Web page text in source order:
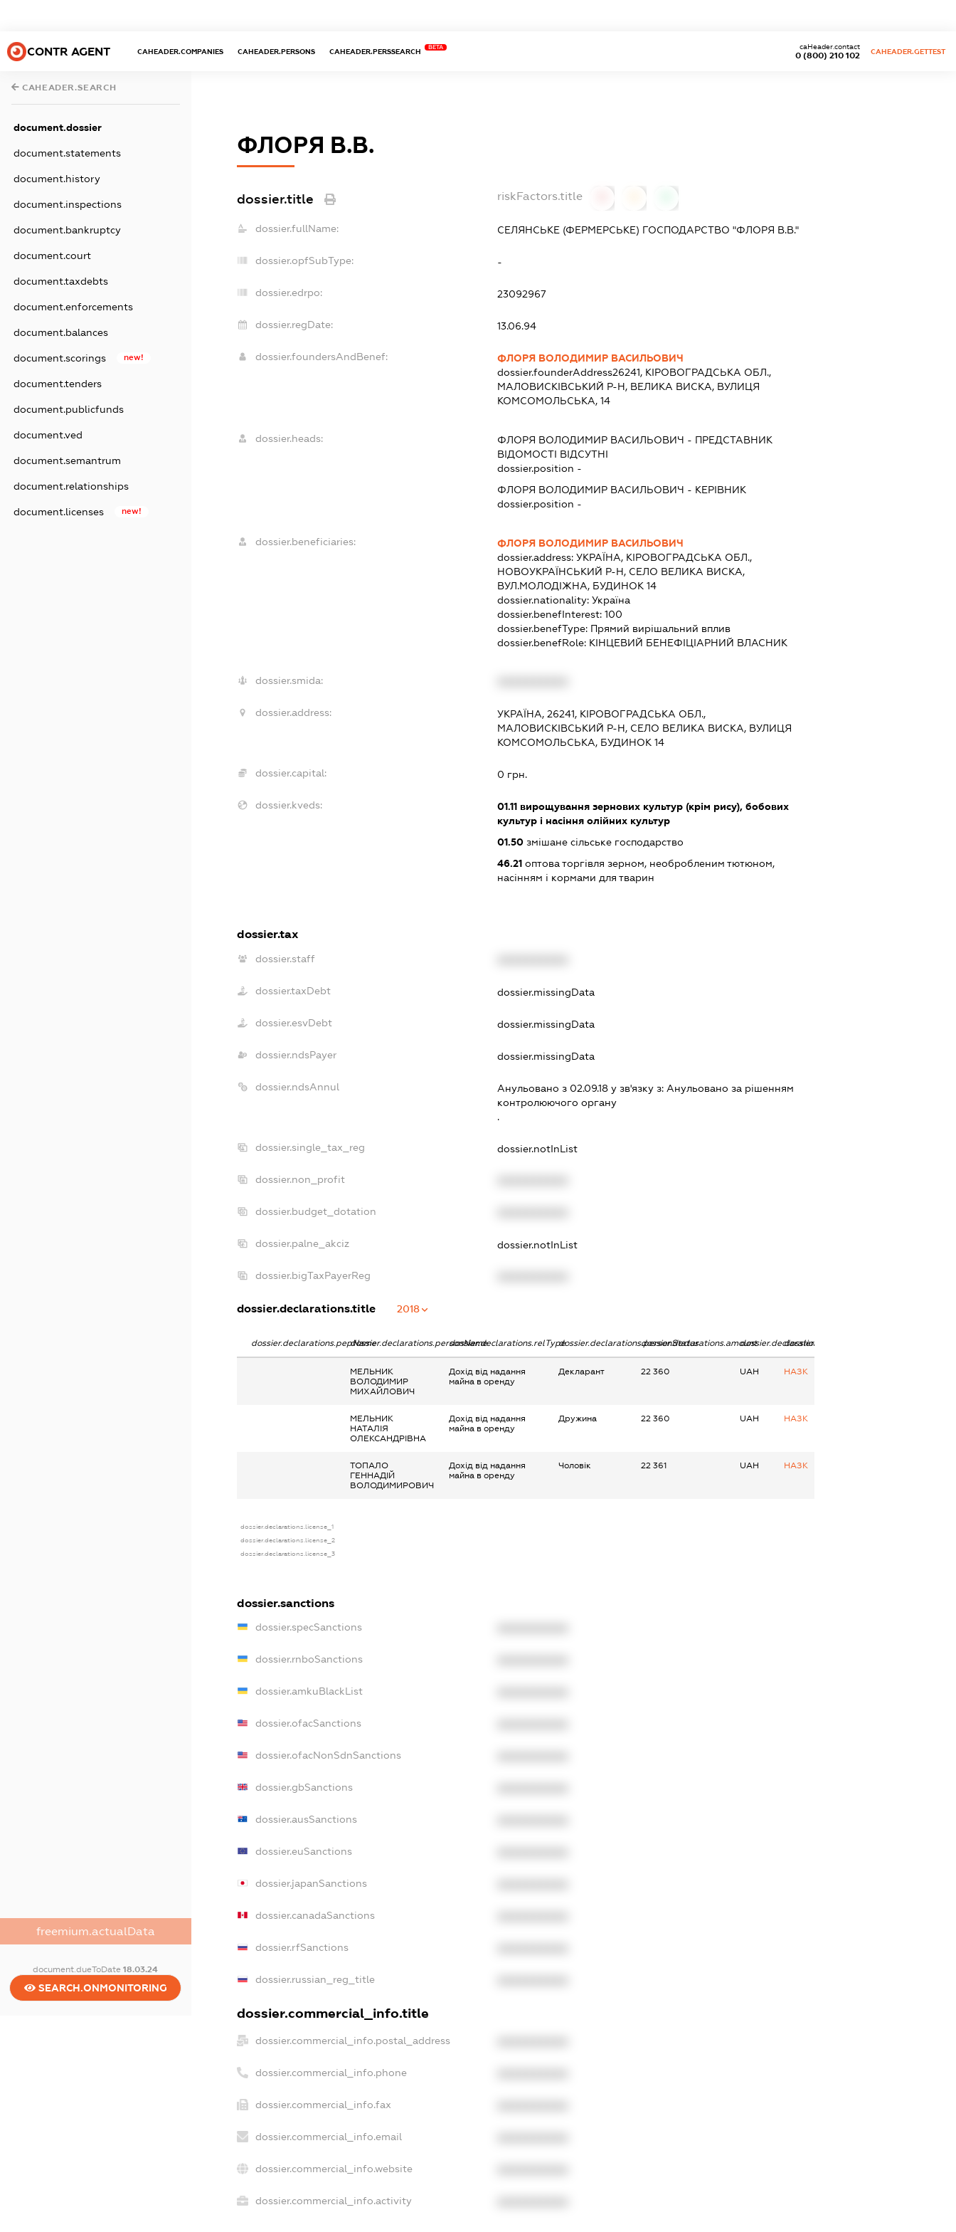
CONTR AGENT CAHEADER.COMPANIES CAHEADER.PERSONS CAHEADER.PERSSEARCH
BETA
0 (800) 210 102
caHeader.contact
CAHEADER.GETTEST
CAHEADER.SEARCH
document.dossier
document.statements
document.history
document.inspections
document.bankruptcy
document.court
document.taxdebts
document.enforcements
document.balances
document.scorings new!
document.tenders
document.publicfunds
document.ved
document.semantrum
document.relationships
document.licenses new!
freemium.actualData
document.dueToDate18.03.24
SEARCH.ONMONITORING
ФЛОРЯ В.В.
dossier.title riskFactors.title
dossier.fullName: СЕЛЯНСЬКЕ (ФЕРМЕРСЬКЕ) ГОСПОДАРСТВО "ФЛОРЯ В.В."
dossier.opfSubType: -
dossier.edrpo: 23092967
dossier.regDate: 13.06.94
dossier.foundersAndBenef:
ФЛОРЯ ВОЛОДИМИР ВАСИЛЬОВИЧ
dossier.founderAddress26241, КІРОВОГРАДСЬКА ОБЛ.,
МАЛОВИСКІВСЬКИЙ Р-Н, ВЕЛИКА ВИСКА, ВУЛИЦЯ
КОМСОМОЛЬСЬКА, 14
dossier.heads: ФЛОРЯ ВОЛОДИМИР ВАСИЛЬОВИЧ - ПРЕДСТАВНИК
ВІДОМОСТІ ВІДСУТНІ
dossier.position -
ФЛОРЯ ВОЛОДИМИР ВАСИЛЬОВИЧ - КЕРІВНИК
dossier.position -
dossier.beneficiaries:
ФЛОРЯ ВОЛОДИМИР ВАСИЛЬОВИЧ
dossier.address: УКРАЇНА, КІРОВОГРАДСЬКА ОБЛ.,
НОВОУКРАЇНСЬКИЙ Р-Н, СЕЛО ВЕЛИКА ВИСКА,
ВУЛ.МОЛОДІЖНА, БУДИНОК 14
dossier.nationality: Україна
dossier.benefInterest: 100
dossier.benefType: Прямий вирішальний вплив
dossier.benefRole: КІНЦЕВИЙ БЕНЕФІЦІАРНИЙ ВЛАСНИК
dossier.smida:
dossier.address:
УКРАЇНА, 26241, КІРОВОГРАДСЬКА ОБЛ.,
МАЛОВИСКІВСЬКИЙ Р-Н, СЕЛО ВЕЛИКА ВИСКА, ВУЛИЦЯ
КОМСОМОЛЬСЬКА, БУДИНОК 14
dossier.capital: 0 грн.
dossier.kveds: 01.11вирощування зернових культур (крім рису), бобових
культур і насіння олійних культур
01.50змішане сільське господарство
46.21оптова торгівля зерном, необробленим тютюном,
насінням і кормами для тварин
dossier.tax
dossier.staff
dossier.taxDebt dossier.missingData
dossier.esvDebt dossier.missingData
dossier.ndsPayer dossier.missingData
dossier.ndsAnnul Анульовано з 02.09.18 у зв'язку з: Анульовано за рiшенням
контролюючого органу
.
dossier.single_tax_reg dossier.notInList
dossier.non_profit
dossier.budget_dotation
dossier.palne_akciz dossier.notInList
dossier.bigTaxPayerReg
dossier.declarations.title 2018
dossier.declarations.pepNamedossier.declarations.personNamedossier.declarations.relTypedossier.declarations.personStatusdossier.declarations.amountdossier.declarations.currency
dossier.declarations.source
МЕЛЬНИК
ВОЛОДИМИР
МИХАЙЛОВИЧ
Дохід від надання
майна в оренду
Декларант 22 360 UAH НАЗК
МЕЛЬНИК
НАТАЛІЯ
ОЛЕКСАНДРІВНА
Дохід від надання
майна в оренду
Дружина 22 360 UAH НАЗК
ТОПАЛО
ГЕННАДІЙ
ВОЛОДИМИРОВИЧ
Дохід від надання
майна в оренду
Чоловік 22 361 UAH НАЗК
dossier.declarations.license_1
dossier.declarations.license_2
dossier.declarations.license_3
dossier.sanctions
dossier.specSanctions
dossier.rnboSanctions
dossier.amkuBlackList
dossier.ofacSanctions
dossier.ofacNonSdnSanctions
dossier.gbSanctions
dossier.ausSanctions
dossier.euSanctions
dossier.japanSanctions
dossier.canadaSanctions
dossier.rfSanctions
dossier.russian_reg_title
dossier.commercial_info.title
dossier.commercial_info.postal_address
dossier.commercial_info.phone
dossier.commercial_info.fax
dossier.commercial_info.email
dossier.commercial_info.website
dossier.commercial_info.activity